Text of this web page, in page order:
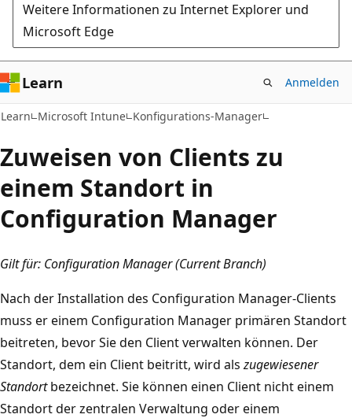
Weitere Informationen zu Internet Explorer und
Microsoft Edge
Learn Anmelden
Learn Microsoft Intune Konfigurations-Manager
Zuweisen von Clients zu
einem Standort in
Configuration Manager
Gilt für: Configuration Manager (Current Branch)
Nach der Installation des Configuration Manager-Clients
muss er einem Configuration Manager primären Standort
beitreten, bevor Sie den Client verwalten können. Der
Standort, dem ein Client beitritt, wird alszugewiesener
Standortbezeichnet. Sie können einen Client nicht einem
Standort der zentralen Verwaltung oder einem